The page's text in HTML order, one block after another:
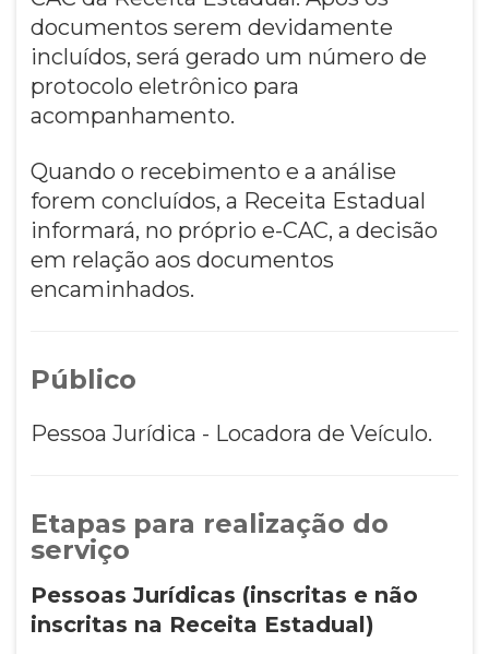
documentos serem devidamente
incluídos, será gerado um número de
protocolo eletrônico para
acompanhamento.
Quando o recebimento e a análise
forem concluídos, a Receita Estadual
informará, no próprio e-CAC, a decisão
em relação aos documentos
encaminhados.
Público
Pessoa Jurídica - Locadora de Veículo.
Etapas para realização do
serviço
Pessoas Jurídicas (inscritas e não
inscritas na Receita Estadual)